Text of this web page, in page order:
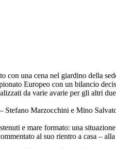
una cena nel giardino della
Europeo con un bilancio
da varie avarie per gli altri
Stefano Marzocchini e Mino
e mare formato: una
al suo rientro a casa –